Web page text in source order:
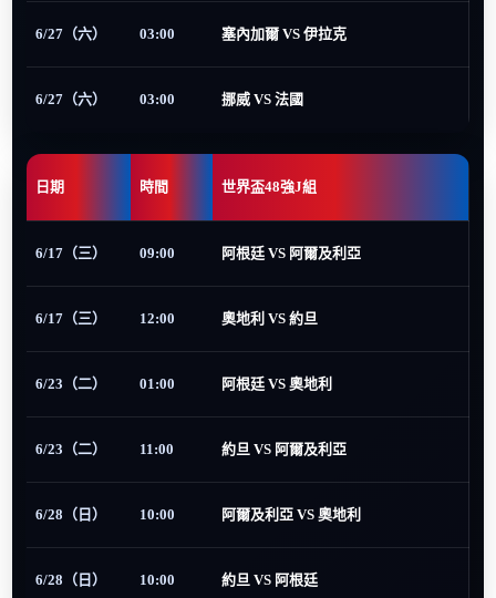
6/27（六） 03:00 塞內加爾 VS 伊拉克
6/27（六） 03:00 挪威 VS 法國
日期 時間 世界盃48強J組
6/17（三） 09:00 阿根廷 VS 阿爾及利亞
6/17（三） 12:00 奧地利 VS 約旦
6/23（二） 01:00 阿根廷 VS 奧地利
6/23（二） 11:00 約旦 VS 阿爾及利亞
6/28（日） 10:00 阿爾及利亞 VS 奧地利
6/28（日） 10:00 約旦 VS 阿根廷